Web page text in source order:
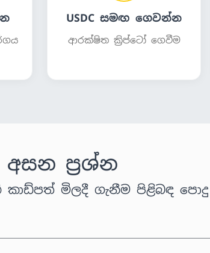
USDC සමඟ ගෙවන්න
ආරක්ෂිත ක්‍රිප්ටෝ ගෙවීම
අසන ප්‍රශ්න
කාඩ්පත් මිලදී ගැනීම පිළිබඳ පොදු